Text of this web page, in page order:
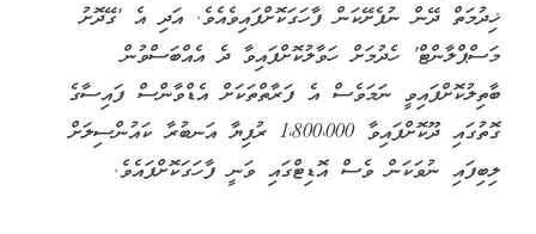
ޚިދުމަތް ދޭން ނުފެށޭކަން ފާހަގަކޮށްފައިވެއެވެ. އަދި އެ 'ގޭދޮށު
މަސްޕްލާންޓް' ހެދުމަށް ހަވާލުކޮށްފައިވާ ދެ އެއްބަސްވުން
ބާތިލުކޮށްފައިވީ ނަމަވެސް އެ ފަރާތްތަކަށް އެޑްވާންސް ފައިސާގެ
ގޮތުގައި ދޫކޮށްފައިވާ 1،800،000 ރުފިޔާ އަނބުރާ ކައުންސިލަށް
ލިބިފައި ނުވަކަން ވެސް އޮޑިޓްގައި ވަނީ ފާހަގަކޮށްފައެވެ.